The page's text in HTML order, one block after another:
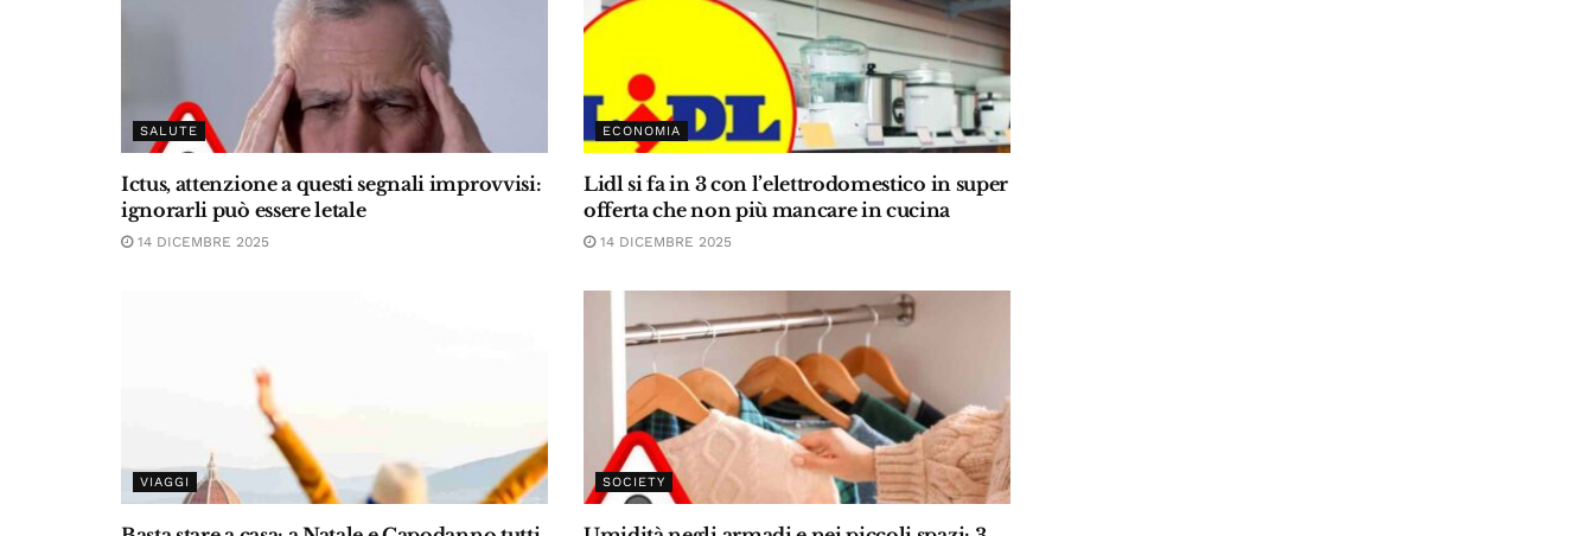
SALUTE
Ictus, attenzione a questi segnali improvvisi:
ignorarli può essere letale
14 DICEMBRE 2025
ECONOMIA
Lidl si fa in 3 con l’elettrodomestico in super
offerta che non più mancare in cucina
14 DICEMBRE 2025
VIAGGI SOCIETY